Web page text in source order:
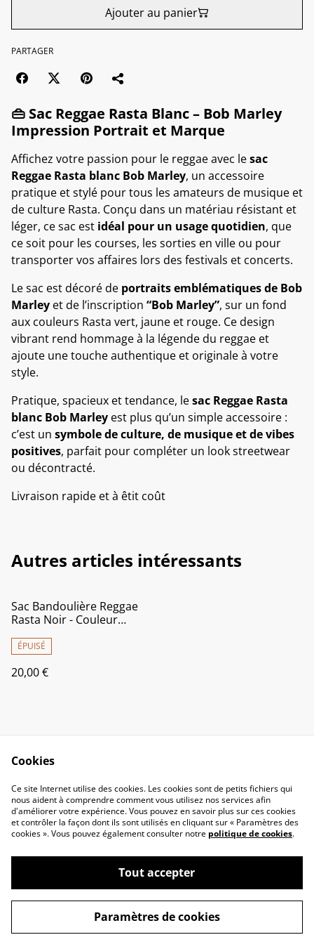
Ajouter au panier
PARTAGER
👜 Sac Reggae Rasta Blanc – Bob Marley
Impression Portrait et Marque
Affichez votre passion pour le reggae avec lesac
Reggae Rasta blanc Bob Marley, un accessoire
pratique et stylé pour tous les amateurs de musique et
de culture Rasta. Conçu dans un matériau résistant et
léger, ce sac est idéal pour un usage quotidien, que
ce soit pour les courses, les sorties en ville ou pour
transporter vos affaires lors des festivals et concerts.
Le sac est décoré de portraits emblématiques de Bob
Marley et de l’inscription “Bob Marley”, sur un fond
aux couleurs Rasta vert, jaune et rouge. Ce design
vibrant rend hommage à la légende du reggae et
ajoute une touche authentique et originale à votre
style.
Pratique, spacieux et tendance, lesac Reggae Rasta
blanc Bob Marley est plus qu’un simple accessoire :
c’est un symbole de culture, de musique et de vibes
positives, parfait pour compléter un look streetwear
ou décontracté.
Livraison rapide et à êtit coût
Autres articles intéressants
Sac Bandoulière Reggae
Rasta Noir - Couleur
Jamaica - Très Pratique
ÉPUISÉ
20,00 €
Contactez-nous
Conditions
Politique de
confidentialité
Politique de cookies
©2026Reggae Shop
powered by
Cookies
Ce site Internet utilise des cookies. Les cookies sont de petits fichiers qui
nous aident à comprendre comment vous utilisez nos services afin
d'améliorer votre expérience. Vous pouvez en savoir plus sur ces cookies
et contrôler la façon dont ils sont utilisés en cliquant sur « Paramètres des
cookies ». Vous pouvez également consulter notre politique de cookies.
Tout accepter
Paramètres de cookies